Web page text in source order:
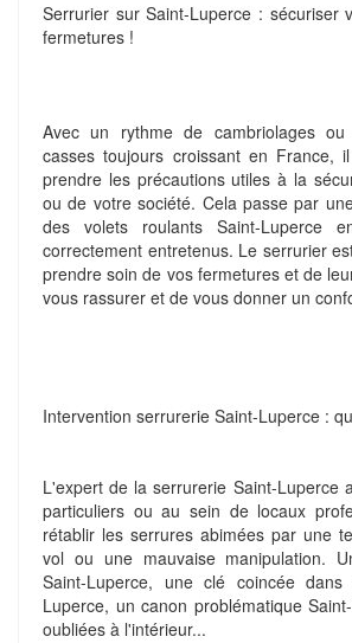
Serrurier sur Saint-Luperce : sécuriser
fermetures !
Avec un rythme de cambriolages
casses toujours croissant en France,
prendre les précautions utiles à la
ou de votre société. Cela passe par
des volets roulants Saint-Luperce
correctement entretenus. Le serrurier
prendre soin de vos fermetures et de
vous rassurer et de vous donner un
Intervention serrurerie Saint-Luperce :
L'expert de la serrurerie Saint-Luperce
particuliers ou au sein de locaux
rétablir les serrures abimées par une
vol ou une mauvaise manipulation.
Saint-Luperce, une clé coincée
Luperce, un canon problématique
oubliées à l'intérieur...